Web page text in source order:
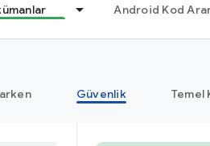
Android Kod
Güvenlik Temel